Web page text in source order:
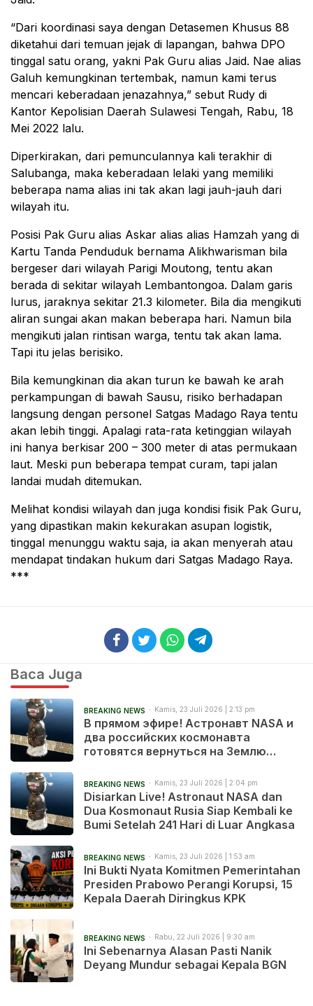
“Dari koordinasi saya dengan Detasemen Khusus 88
diketahui dari temuan jejak di lapangan, bahwa DPO
tinggal satu orang, yakni Pak Guru alias Jaid. Nae alias
Galuh kemungkinan tertembak, namun kami terus
mencari keberadaan jenazahnya,” sebut Rudy di
Kantor Kepolisian Daerah Sulawesi Tengah, Rabu, 18
Mei 2022 lalu.
Diperkirakan, dari pemunculannya kali terakhir di
Salubanga, maka keberadaan lelaki yang memiliki
beberapa nama alias ini tak akan lagi jauh-jauh dari
wilayah itu.
Posisi Pak Guru alias Askar alias alias Hamzah yang di
Kartu Tanda Penduduk bernama Alikhwarisman bila
bergeser dari wilayah Parigi Moutong, tentu akan
berada di sekitar wilayah Lembantongoa. Dalam garis
lurus, jaraknya sekitar 21.3 kilometer. Bila dia mengikuti
aliran sungai akan makan beberapa hari. Namun bila
mengikuti jalan rintisan warga, tentu tak akan lama.
Tapi itu jelas berisiko.
Bila kemungkinan dia akan turun ke bawah ke arah
perkampungan di bawah Sausu, risiko berhadapan
langsung dengan personel Satgas Madago Raya tentu
akan lebih tinggi. Apalagi rata-rata ketinggian wilayah
ini hanya berkisar 200 – 300 meter di atas permukaan
laut. Meski pun beberapa tempat curam, tapi jalan
landai mudah ditemukan.
Melihat kondisi wilayah dan juga kondisi fisik Pak Guru,
yang dipastikan makin kekurakan asupan logistik,
tinggal menunggu waktu saja, ia akan menyerah atau
mendapat tindakan hukum dari Satgas Madago Raya.
***
Baca Juga
BREAKING NEWS Kamis, 23 Juli 2026 | 2:13 pm
В прямом эфире! Астронавт NASA и
два российских космонавта
готовятся вернуться на Землю
BREAKING NEWS Kamis, 23 Juli 2026 | 2:04 pm
Disiarkan Live! Astronaut NASA dan
Dua Kosmonaut Rusia Siap Kembali ke
Bumi Setelah 241 Hari di Luar Angkasa
BREAKING NEWS Kamis, 23 Juli 2026 | 1:53 am
Ini Bukti Nyata Komitmen Pemerintahan
Presiden Prabowo Perangi Korupsi, 15
Kepala Daerah Diringkus KPK
BREAKING NEWS Rabu, 22 Juli 2026 | 9:30 am
Ini Sebenarnya Alasan Pasti Nanik
Deyang Mundur sebagai Kepala BGN